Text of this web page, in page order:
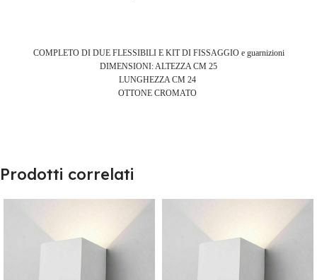
COMPLETO DI DUE FLESSIBILI E KIT DI FISSAGGIO e guarnizioni
DIMENSIONI: ALTEZZA CM 25
LUNGHEZZA CM 24
OTTONE CROMATO
Prodotti correlati